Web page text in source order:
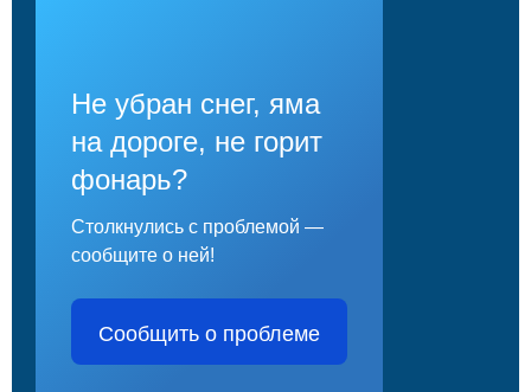
Не убран снег, яма
на дороге, не горит
фонарь?
Столкнулись с проблемой —
сообщите о ней!
Сообщить о проблеме